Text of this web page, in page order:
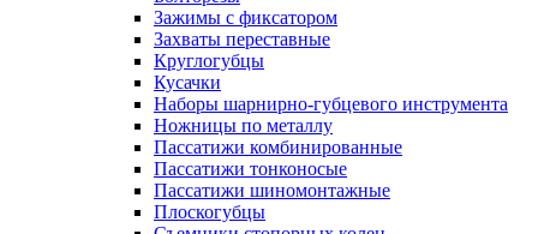
Зажимы с фиксатором
Захваты переставные
Круглогубцы
Кусачки
Наборы шарнирно-губцевого инструмента
Ножницы по металлу
Пассатижи комбинированные
Пассатижи тонконосые
Пассатижи шиномонтажные
Плоскогубцы